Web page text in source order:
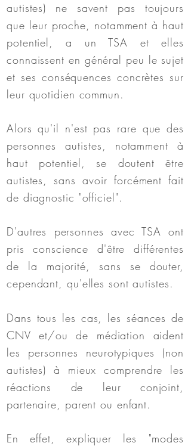
autistes) ne savent pas toujours
que leur proche, notamment à haut
potentiel, a un TSA et elles
connaissent en général peu le sujet
et ses conséquences concrètes sur
leur quotidien commun.
Alors qu'il n'est pas rare que des
personnes autistes, notamment à
haut potentiel, se doutent être
autistes, sans avoir forcément fait
de diagnostic "officiel".
D'autres personnes avec TSA ont
pris conscience d'être différentes
de la majorité, sans se douter,
cependant, qu'elles sont autistes.
Dans tous les cas, les séances de
CNV et/ou de médiation aident
les personnes neurotypiques (non
autistes) à mieux comprendre les
réactions de leur conjoint,
partenaire, parent ou enfant.
En effet, expliquer les "modes